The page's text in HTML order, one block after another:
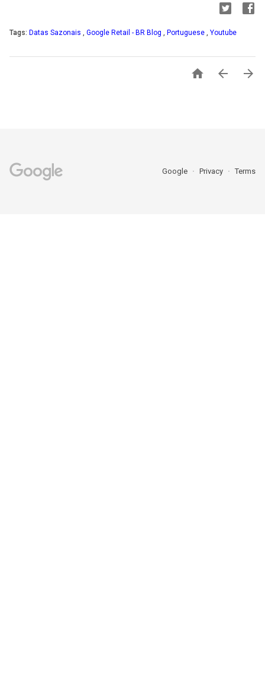
Tags: Datas Sazonais , Google Retail - BR Blog , Portuguese , Youtube
  
Google Privacy Terms